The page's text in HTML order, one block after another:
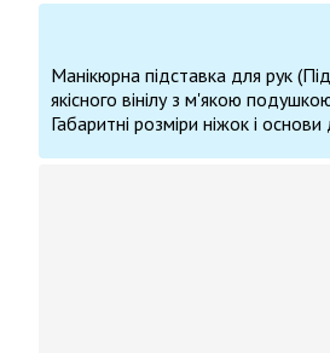
Манікюрна підставка для рук
якісного вінілу з м'якою
Габаритні розміри ніжок і